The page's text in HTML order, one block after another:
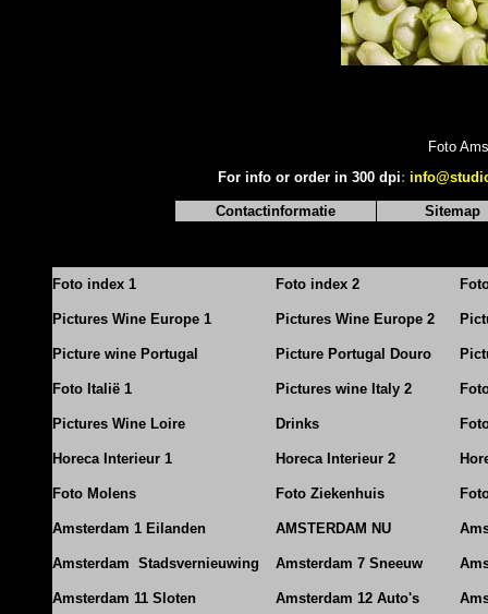
Foto
For info or order in 300 dpi:
Contactinformatie Sitemap
Foto index 1 Foto index 2
Pictures Wine Europe 1 Pictures Wine Europe 2
Picture wine Portugal Picture Portugal Douro
Foto Italië 1 Pictures wine Italy 2
Pictures Wine Loire Drinks
Horeca Interieur 1 Horeca Interieur 2
Foto Molens Foto Ziekenhuis
Amsterdam 1 Eilanden AMSTERDAM NU
Amsterdam Stadsvernieuwing Amsterdam 7 Sneeuw
Amsterdam 11 Sloten Amsterdam 12 Auto's